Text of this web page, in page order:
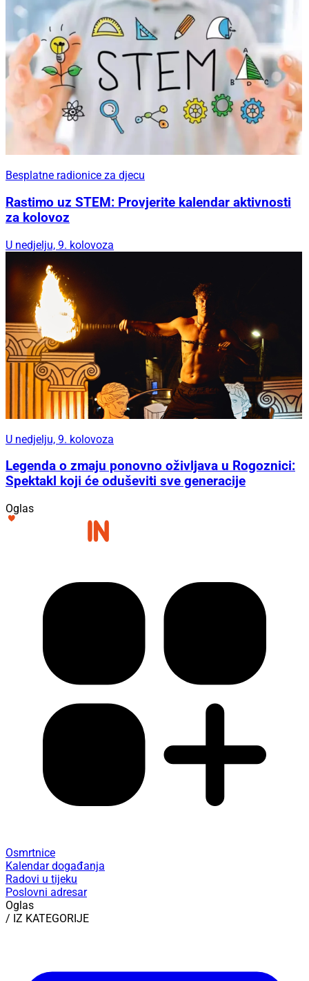
Besplatne radionice za djecu
Rastimo uz STEM: Provjerite kalendar aktivnosti
za kolovoz
U nedjelju, 9. kolovoza
U nedjelju, 9. kolovoza
Legenda o zmaju ponovno oživljava u Rogoznici:
Spektakl koji će oduševiti sve generacije
Oglas
Osmrtnice
Kalendar događanja
Radovi u tijeku
Poslovni adresar
Oglas
/ IZ KATEGORIJE